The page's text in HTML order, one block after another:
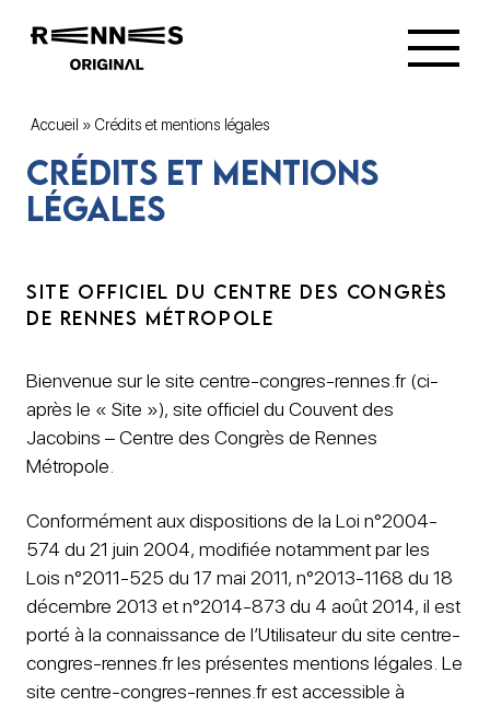
Accueil » Crédits et mentions légales
Crédits et mentions
légales
SITE OFFICIEL DU CENTRE DES CONGRÈS
DE RENNES MÉTROPOLE
Bienvenue sur le site centre-congres-rennes.fr (ci-
après le « Site »), site officiel du Couvent des
Jacobins – Centre des Congrès de Rennes
Métropole.
Conformément aux dispositions de la Loi n°2004-
574 du 21 juin 2004, modifiée notamment par les
Lois n°2011-525 du 17 mai 2011, n°2013-1168 du 18
décembre 2013 et n°2014-873 du 4 août 2014, il est
porté à la connaissance de l’Utilisateur du site centre-
congres-rennes.fr les présentes mentions légales. Le
site centre-congres-rennes.fr est accessible à